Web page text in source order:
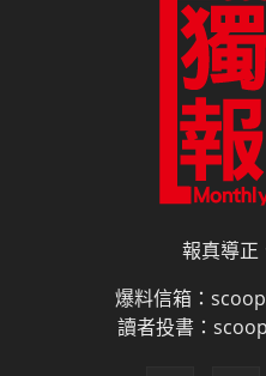
報真導正
爆料信箱：
讀者投書：